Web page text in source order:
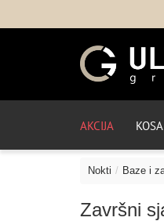
AKCIJA KOSA
Nokti Baze i
Završni